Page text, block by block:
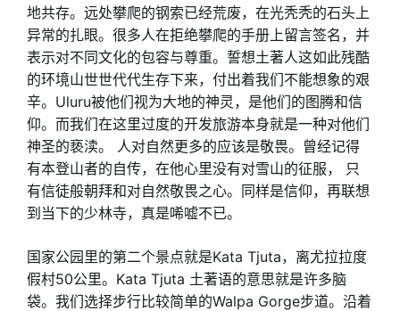
地共存。远处攀爬的钢索已经荒废，在光秃秃的石头上
异常的扎眼。很多人在拒绝攀爬的手册上留言签名，并
表示对不同文化的包容与尊重。誓想土著人这如此残酷
的环境山世世代代生存下来，付出着我们不能想象的艰
辛。Uluru被他们视为大地的神灵，是他们的图腾和信
仰。而我们在这里过度的开发旅游本身就是一种对他们
神圣的亵渎。 人对自然更多的应该是敬畏。曾经记得
有本登山者的自传，在他心里没有对雪山的征服， 只
有信徒般朝拜和对自然敬畏之心。同样是信仰，再联想
到当下的少林寺，真是唏嘘不已。
国家公园里的第二个景点就是Kata Tjuta，离尤拉拉度
假村50公里。Kata Tjuta 土著语的意思就是许多脑
袋。我们选择步行比较简单的Walpa Gorge步道。沿着